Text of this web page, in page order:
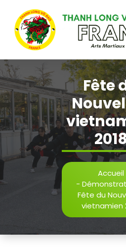
contenu
Fête
Accueil
-
Fête du
vietnamien